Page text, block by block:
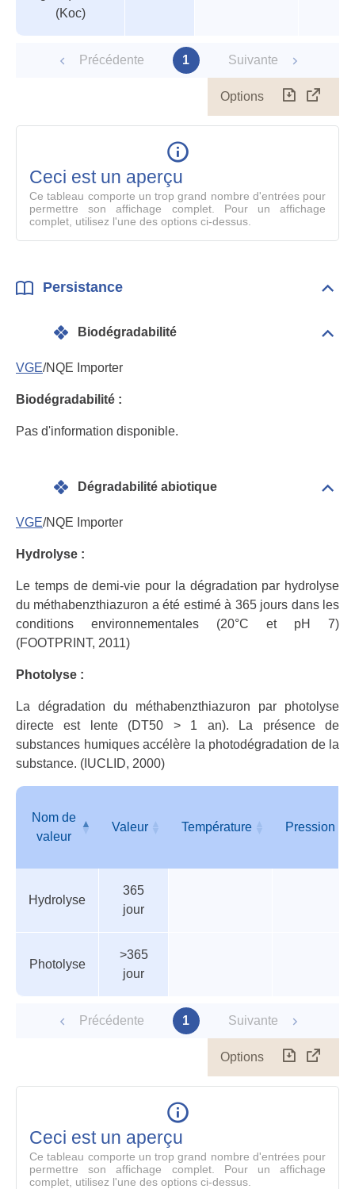
(Koc)
Précédente 1 Suivante
Options
le
Ceci est un aperçu
Ce tableau comporte un trop grand nombre d'entrées pour
permettre son affichage complet. Pour un affichage
complet, utilisez l'une des options ci-dessus.
Persistance
Biodégradabilité
VGE/NQE Importer
Biodégradabilité :
Pas d'information disponible.
Dégradabilité abiotique
VGE/NQE Importer
Hydrolyse :
Le temps de demi-vie pour la dégradation par hydrolyse
du méthabenzthiazuron a été estimé à 365 jours dans les
conditions environnementales (20°C et pH 7)
(FOOTPRINT, 2011)
Photolyse :
La dégradation du méthabenzthiazuron par photolyse
directe est lente (DT50 > 1 an). La présence de
substances humiques accélère la photodégradation de la
substance. (IUCLID, 2000)
des
Nom de
valeur
Valeur Température Pression
valeur
Hydrolyse
365
jour
Photolyse
>365
jour
Précédente 1 Suivante
Options
le
Ceci est un aperçu
Ce tableau comporte un trop grand nombre d'entrées pour
permettre son affichage complet. Pour un affichage
complet, utilisez l'une des options ci-dessus.